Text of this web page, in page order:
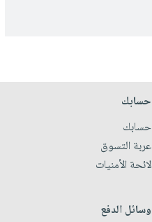
حسابك
حسابك
عربة التسوق
لائحة الأمنيات
وسائل الدفع